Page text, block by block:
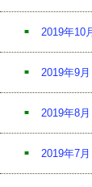
2019年10
2019年9月
2019年8月
2019年7月